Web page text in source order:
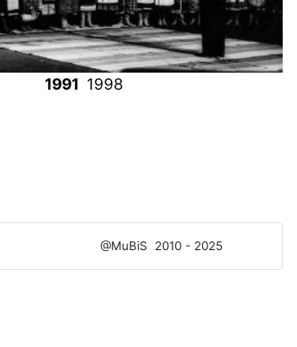
1991 1998
@MuBiS 2010 - 2025